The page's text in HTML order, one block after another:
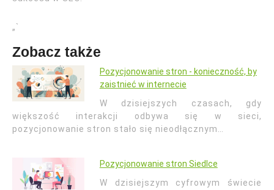
„`
Zobacz także
Pozycjonowanie stron - konieczność, by
zaistnieć w internecie
W dzisiejszych czasach, gdy
większość interakcji odbywa się w sieci,
pozycjonowanie stron stało się nieodłącznym…
Pozycjonowanie stron Siedlce
W dzisiejszym cyfrowym świecie